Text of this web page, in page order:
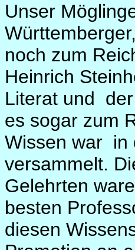
Unser
noch zum
Heinrich
Literat und
es sogar zum
Wissen war in
versammelt.
Gelehrten
besten
diesen